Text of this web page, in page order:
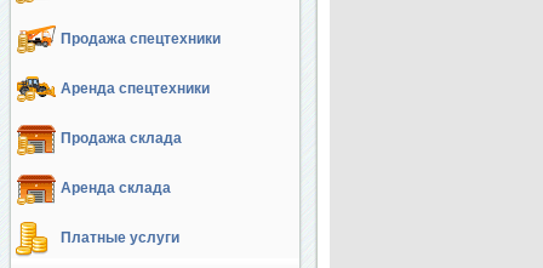
Продажа спецтехники
Аренда спецтехники
Продажа склада
Аренда склада
Платные услуги